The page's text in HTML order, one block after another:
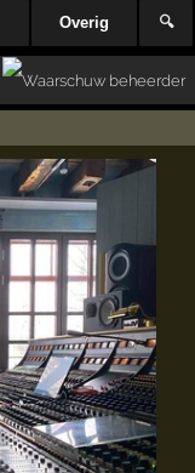
Overig 🔍